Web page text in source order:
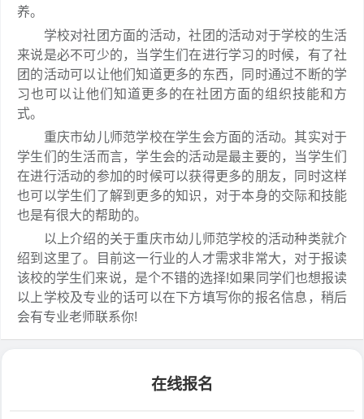
养。
学校对社团方面的活动，社团的活动对于学校的生活
来说是必不可少的，当学生们在进行学习的时候，有了社
团的活动可以让他们知道更多的东西，同时通过不断的学
习也可以让他们知道更多的在社团方面的组织技能和方
式。
重庆市幼儿师范学校在学生会方面的活动。其实对于
学生们的生活而言，学生会的活动是最主要的，当学生们
在进行活动的参加的时候可以获得更多的朋友，同时这样
也可以学生们了解到更多的知识，对于本身的交际和技能
也是有很大的帮助的。
以上介绍的关于重庆市幼儿师范学校的活动种类就介
绍到这里了。目前这一行业的人才需求非常大，对于报读
该校的学生们来说，是个不错的选择!如果同学们也想报读
以上学校及专业的话可以在下方填写你的报名信息，稍后
会有专业老师联系你!
在线报名